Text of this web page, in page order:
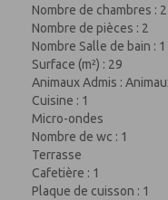
Nombre de chambres : 2
Nombre de pièces : 2
Nombre Salle de bain : 1
Surface (m²) : 29
Animaux Admis :
Cuisine : 1
Micro-ondes
Nombre de wc : 1
Terrasse
Cafetière : 1
Plaque de cuisson : 1